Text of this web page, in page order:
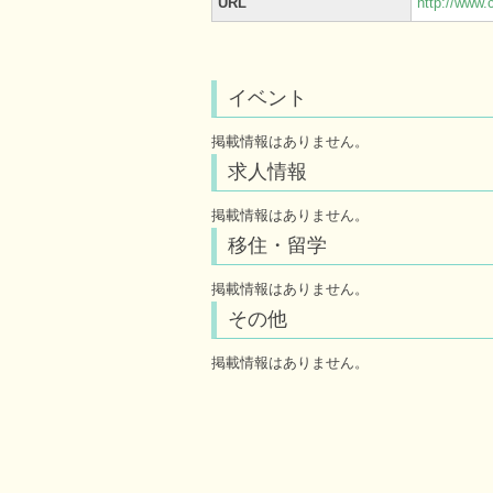
イベント
掲載情報はありません。
求人情報
掲載情報はありません。
移住・留学
掲載情報はありません。
その他
掲載情報はありません。